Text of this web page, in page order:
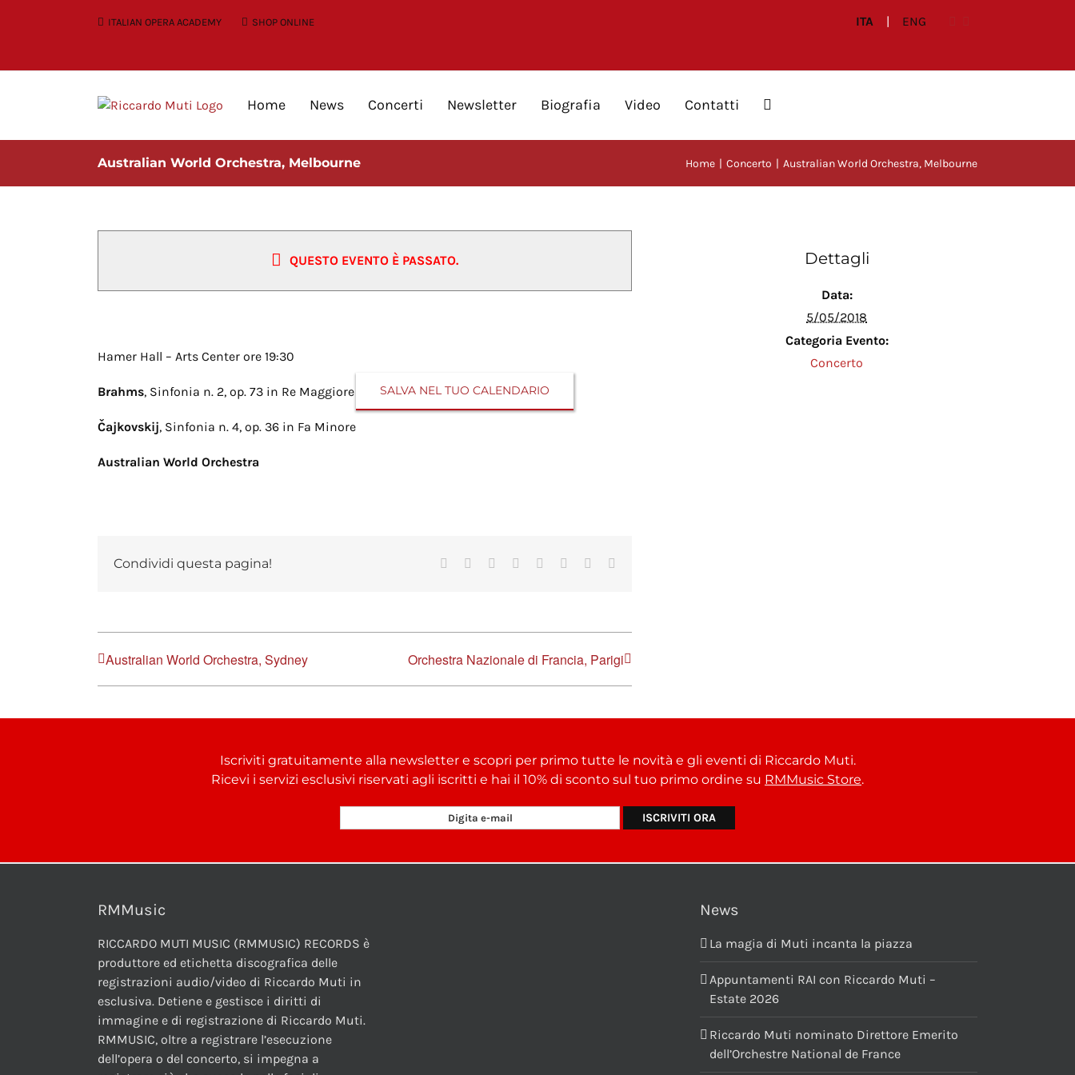
ITALIAN OPERA ACADEMY SHOP ONLINE ITA | ENG
Home News Concerti Newsletter Biografia Video Contatti
Australian World Orchestra, Melbourne Home Concerto Australian World Orchestra, Melbourne
QUESTO EVENTO È PASSATO.
Hamer Hall – Arts Center ore 19:30
Brahms, Sinfonia n. 2, op. 73 in Re Maggiore
Čajkovskij, Sinfonia n. 4, op. 36 in Fa Minore
Australian World Orchestra
SALVA NEL TUO CALENDARIO
Condividi questa pagina! Facebook Reddit LinkedIn
TumblrPinterest
Australian World Orchestra, Sydney Orchestra Nazionale di Francia, Parigi
Dettagli
Data:
5/05/2018
Categoria Evento:
Concerto
Iscriviti gratuitamente alla newsletter e scopri per primo tutte le novità e gli eventi di Riccardo Muti.
Ricevi i servizi esclusivi riservati agli iscritti e hai il 10% di sconto sul tuo primo ordine su RMMusic Store.
RMMusic
RICCARDO MUTI MUSIC (RMMUSIC) RECORDS è
produttore ed etichetta discografica delle
registrazioni audio/video di Riccardo Muti in
esclusiva. Detiene e gestisce i diritti di
immagine e di registrazione di Riccardo Muti.
RMMUSIC, oltre a registrare l’esecuzione
dell’opera o del concerto, si impegna a
News
La magia di Muti incanta la piazza
Appuntamenti RAI con Riccardo Muti –
Estate 2026
Riccardo Muti nominato Direttore Emerito
dell’Orchestre National de France